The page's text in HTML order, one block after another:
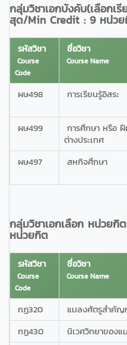
กลุ่มวิชาเอกบังคับ(เลือกเ
สุด/Min Credit : 9 หน่ว
รหัสวิชา
Course
Code
ชื่อวิชา
Course Name
ผษ498 การเรียนรู้อิสระ
ผษ499
การศึกษา หรือ
ต่างประเทศ
ผษ497
สหกิจศึกษา
กลุ่มวิชาเอกเลือก หน่วย
หน่วยกิต
รหัสวิชา
Course
Code
ชื่อวิชา
Course Name
กฏ320 แมลงศัตรูสำคัญ
กฏ430
นิเวศวิทยาของแ